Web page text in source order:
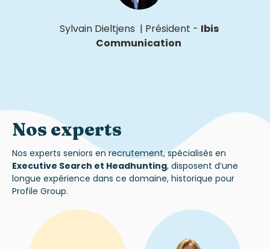
Sylvain Dieltjens | Président - Ibis
Communication
Nos experts
Nos experts seniors en recrutement, spécialisés en
Executive Search et Headhunting, disposent d’une
longue expérience dans ce domaine, historique pour
Profile Group.